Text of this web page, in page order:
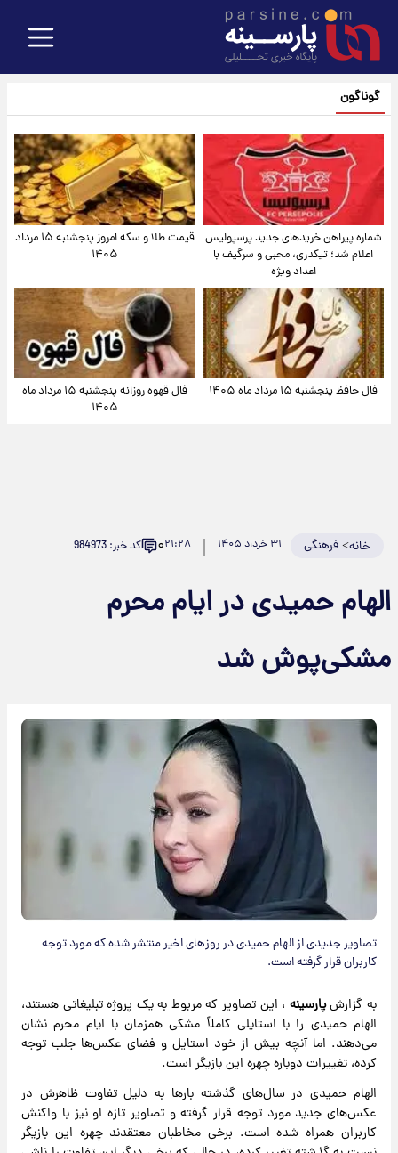
گوناگون
شماره پیراهن خریدهای جدید پرسپولیس
اعلام شد؛ تیکدری، محبی و سرگیف با
اعداد ویژه
قیمت طلا و سکه امروز پنجشنبه ۱۵ مرداد
۱۴۰۵
فال حافظ پنجشنبه ۱۵ مرداد ماه ۱۴۰۵
فال قهوه روزانه پنجشنبه ۱۵ مرداد ماه
۱۴۰۵
خانه>فرهنگی ۳۱ خرداد ۱۴۰۵ ۲۱:۲۸۰ کد خبر: 984973
الهام حمیدی در ایام محرم
مشکی‌پوش شد
تصاویر جدیدی از الهام حمیدی در روزهای اخیر منتشر شده که مورد توجه
کاربران قرار گرفته است.
به گزارشپارسینه ، این تصاویر که مربوط به یک پروژه تبلیغاتی هستند،
الهام حمیدی را با استایلی کاملاً مشکی همزمان با ایام محرم نشان
می‌دهند. اما آنچه بیش از خود استایل و فضای عکس‌ها جلب توجه
کرده، تغییرات دوباره چهره این بازیگر است.
الهام حمیدی در سال‌های گذشته بارها به دلیل تفاوت ظاهرش در
عکس‌های جدید مورد توجه قرار گرفته و تصاویر تازه او نیز با واکنش
کاربران همراه شده است. برخی مخاطبان معتقدند چهره این بازیگر